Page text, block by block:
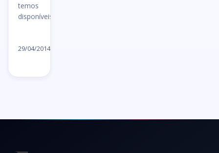
temos
disponíveis…
29/04/2014